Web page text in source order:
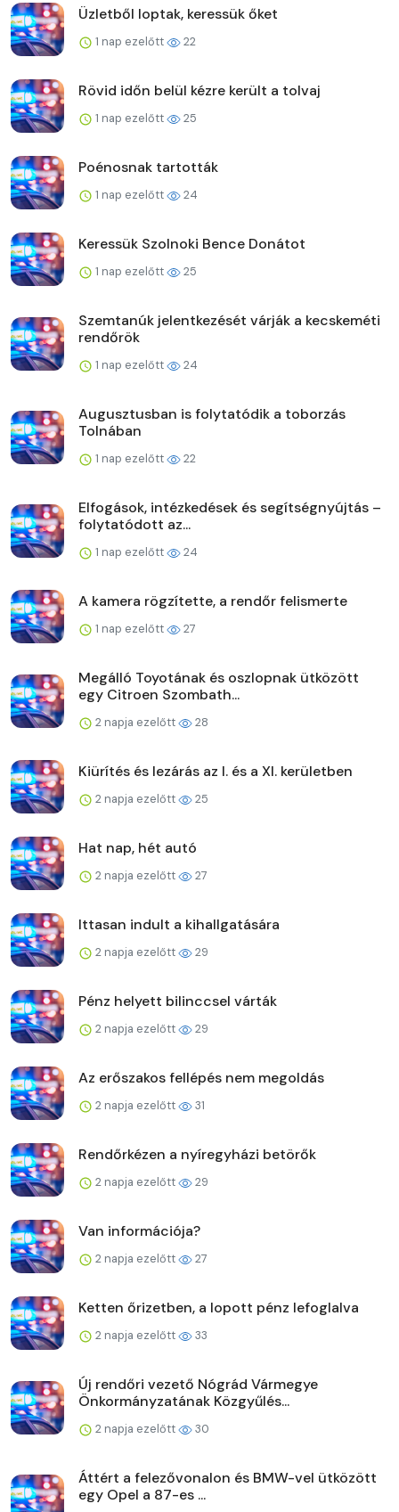
Üzletből loptak, keressük őket
1 nap ezelőtt 22
Rövid időn belül kézre került a tolvaj
1 nap ezelőtt 25
Poénosnak tartották
1 nap ezelőtt 24
Keressük Szolnoki Bence Donátot
1 nap ezelőtt 25
Szemtanúk jelentkezését várják a kecskeméti
rendőrök
1 nap ezelőtt 24
Augusztusban is folytatódik a toborzás
Tolnában
1 nap ezelőtt 22
Elfogások, intézkedések és segítségnyújtás –
folytatódott az...
1 nap ezelőtt 24
A kamera rögzítette, a rendőr felismerte
1 nap ezelőtt 27
Megálló Toyotának és oszlopnak ütközött
egy Citroen Szombath...
2 napja ezelőtt 28
Kiürítés és lezárás az I. és a XI. kerületben
2 napja ezelőtt 25
Hat nap, hét autó
2 napja ezelőtt 27
Ittasan indult a kihallgatására
2 napja ezelőtt 29
Pénz helyett bilinccsel várták
2 napja ezelőtt 29
Az erőszakos fellépés nem megoldás
2 napja ezelőtt 31
Rendőrkézen a nyíregyházi betörők
2 napja ezelőtt 29
Van információja?
2 napja ezelőtt 27
Ketten őrizetben, a lopott pénz lefoglalva
2 napja ezelőtt 33
Új rendőri vezető Nógrád Vármegye
Önkormányzatának Közgyűlés...
2 napja ezelőtt 30
Áttért a felezővonalon és BMW-vel ütközött
egy Opel a 87-es ...